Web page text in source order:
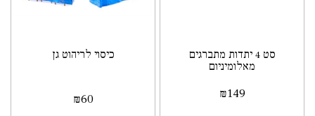
סט 4 יתדות מתברגים
מאלומיניום
₪149
כיסוי לריהוט גן
₪60